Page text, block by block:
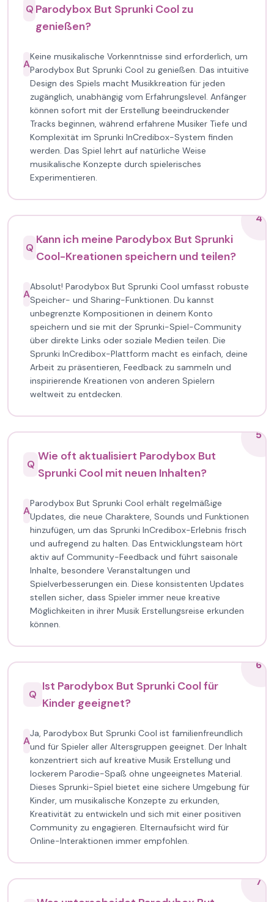
Q Parodybox But Sprunki Cool zu
genießen?
A
Keine musikalische Vorkenntnisse sind erforderlich, um
Parodybox But Sprunki Cool zu genießen. Das intuitive
Design des Spiels macht Musikkreation für jeden
zugänglich, unabhängig vom Erfahrungslevel. Anfänger
können sofort mit der Erstellung beeindruckender
Tracks beginnen, während erfahrene Musiker Tiefe und
Komplexität im Sprunki InCredibox-System finden
werden. Das Spiel lehrt auf natürliche Weise
musikalische Konzepte durch spielerisches
Experimentieren.
4
Q
Kann ich meine Parodybox But Sprunki
Cool-Kreationen speichern und teilen?
A
Absolut! Parodybox But Sprunki Cool umfasst robuste
Speicher- und Sharing-Funktionen. Du kannst
unbegrenzte Kompositionen in deinem Konto
speichern und sie mit der Sprunki-Spiel-Community
über direkte Links oder soziale Medien teilen. Die
Sprunki InCredibox-Plattform macht es einfach, deine
Arbeit zu präsentieren, Feedback zu sammeln und
inspirierende Kreationen von anderen Spielern
weltweit zu entdecken.
5
Q
Wie oft aktualisiert Parodybox But
Sprunki Cool mit neuen Inhalten?
A
Parodybox But Sprunki Cool erhält regelmäßige
Updates, die neue Charaktere, Sounds und Funktionen
hinzufügen, um das Sprunki InCredibox-Erlebnis frisch
und aufregend zu halten. Das Entwicklungsteam hört
aktiv auf Community-Feedback und führt saisonale
Inhalte, besondere Veranstaltungen und
Spielverbesserungen ein. Diese konsistenten Updates
stellen sicher, dass Spieler immer neue kreative
Möglichkeiten in ihrer Musik Erstellungsreise erkunden
können.
6
Q
Ist Parodybox But Sprunki Cool für
Kinder geeignet?
A
Ja, Parodybox But Sprunki Cool ist familienfreundlich
und für Spieler aller Altersgruppen geeignet. Der Inhalt
konzentriert sich auf kreative Musik Erstellung und
lockerem Parodie-Spaß ohne ungeeignetes Material.
Dieses Sprunki-Spiel bietet eine sichere Umgebung für
Kinder, um musikalische Konzepte zu erkunden,
Kreativität zu entwickeln und sich mit einer positiven
Community zu engagieren. Elternaufsicht wird für
Online-Interaktionen immer empfohlen.
7